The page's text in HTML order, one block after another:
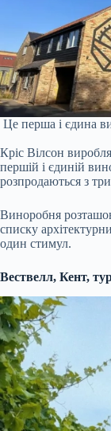
Це перша і єдина
Кріс Вілсон
першій і єдиній
розпродаються з
Виноробня
списку
один стимул.
Вествелл, Кент, тур